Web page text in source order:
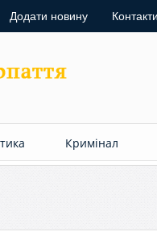
Додати новину Контакти
Кримінал